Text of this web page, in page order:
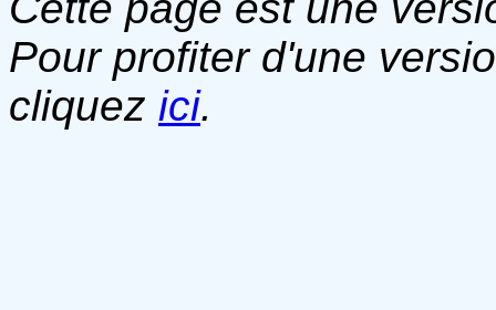
Pour profiter d'une
cliquez ici.